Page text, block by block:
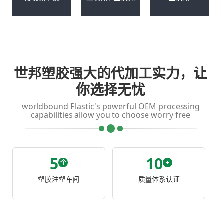
世邦塑胶强大的代加工实力，让
你选择无忧
worldbound Plastic's powerful OEM processing
capabilities allow you to choose worry free
5 个
塑胶注塑车间
10 +
质量体系认证